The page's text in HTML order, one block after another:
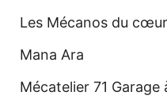
Les Mécanos du cœur
Mana Ara
Mécatelier 71